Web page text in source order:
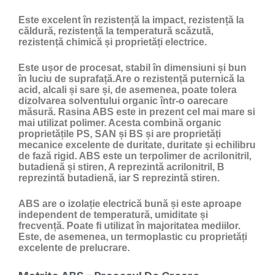
Este excelent în rezistență la impact, rezistență la
căldură, rezistență la temperatură scăzută,
rezistență chimică și proprietăți electrice.
Este ușor de procesat, stabil în dimensiuni și bun
în luciu de suprafață.Are o rezistență puternică la
acid, alcali și sare și, de asemenea, poate tolera
dizolvarea solventului organic într-o oarecare
măsură. Rasina ABS este in prezent cel mai mare si
mai utilizat polimer. Acesta combină organic
proprietățile PS, SAN și BS și are proprietăți
mecanice excelente de duritate, duritate și echilibru
de fază rigid. ABS este un terpolimer de acrilonitril,
butadienă și stiren, A reprezintă acrilonitril, B
reprezintă butadienă, iar S reprezintă stiren.
ABS are o izolație electrică bună și este aproape
independent de temperatură, umiditate și
frecvență. Poate fi utilizat în majoritatea mediilor.
Este, de asemenea, un termoplastic cu proprietăți
excelente de prelucrare.